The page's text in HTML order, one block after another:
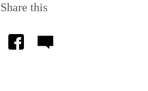
Share this